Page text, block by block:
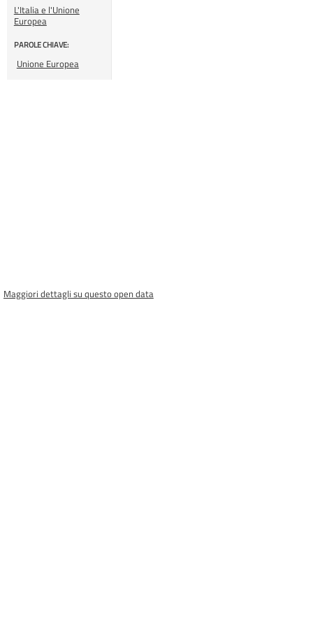
L'Italia e l'Unione
Europea
PAROLE CHIAVE:
Unione Europea
Maggiori dettagli su questo open data